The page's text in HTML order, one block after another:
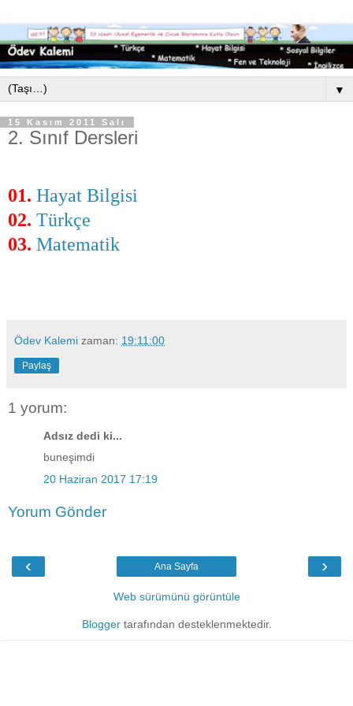
▼
15 Kasım 2011 Salı
2. Sınıf Dersleri
01. Hayat Bilgisi
02. Türkçe
03. Matematik
Ödev Kalemi zaman: 19:11:00
Paylaş
1 yorum:
Adsız dedi ki...
buneşimdi
20 Haziran 2017 17:19
Yorum Gönder
‹ ›
Ana Sayfa
Web sürümünü görüntüle
Bloggertarafından desteklenmektedir.